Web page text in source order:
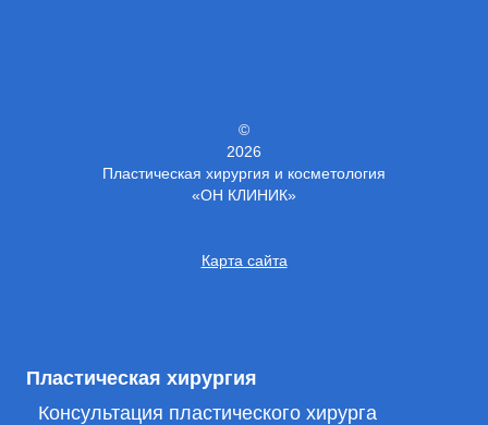
©
2026
Пластическая хирургия и косметология
«ОН КЛИНИК»
Карта сайта
Пластическая хирургия
Консультация пластического хирурга